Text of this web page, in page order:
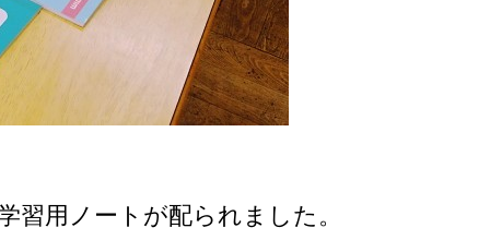
習用ノートが配られました。